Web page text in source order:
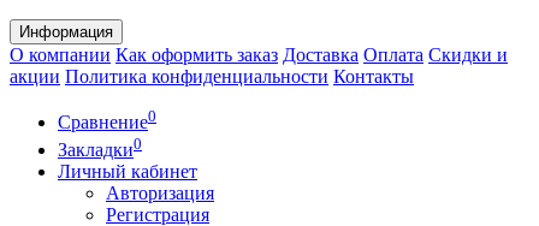
Информация
О компании Как оформить заказ Доставка Оплата Скидки и
акции Политика конфиденциальности Контакты
Сравнение0
Закладки0
Личный кабинет
Авторизация
Регистрация